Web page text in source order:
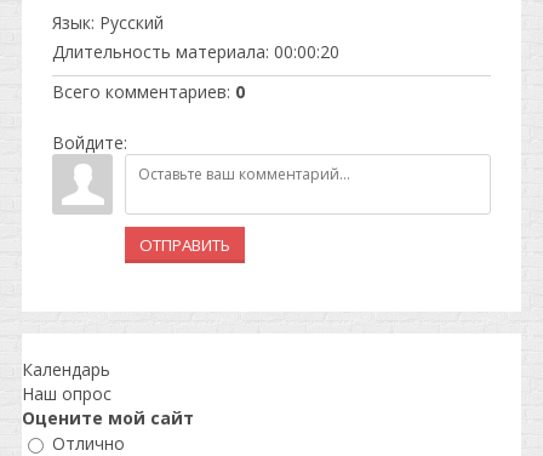
Язык: Русский
Длительность материала: 00:00:20
Всего комментариев: 0
Войдите:
ОТПРАВИТЬ
Календарь
Наш опрос
Оцените мой сайт
Отлично